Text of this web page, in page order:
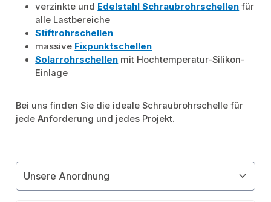
verzinkte und Edelstahl Schraubrohrschellen für
alle Lastbereiche
Stiftrohrschellen
massive Fixpunktschellen
Solarrohrschellen mit Hochtemperatur-Silikon-
Einlage
Bei uns finden Sie die ideale Schraubrohrschelle für
jede Anforderung und jedes Projekt.